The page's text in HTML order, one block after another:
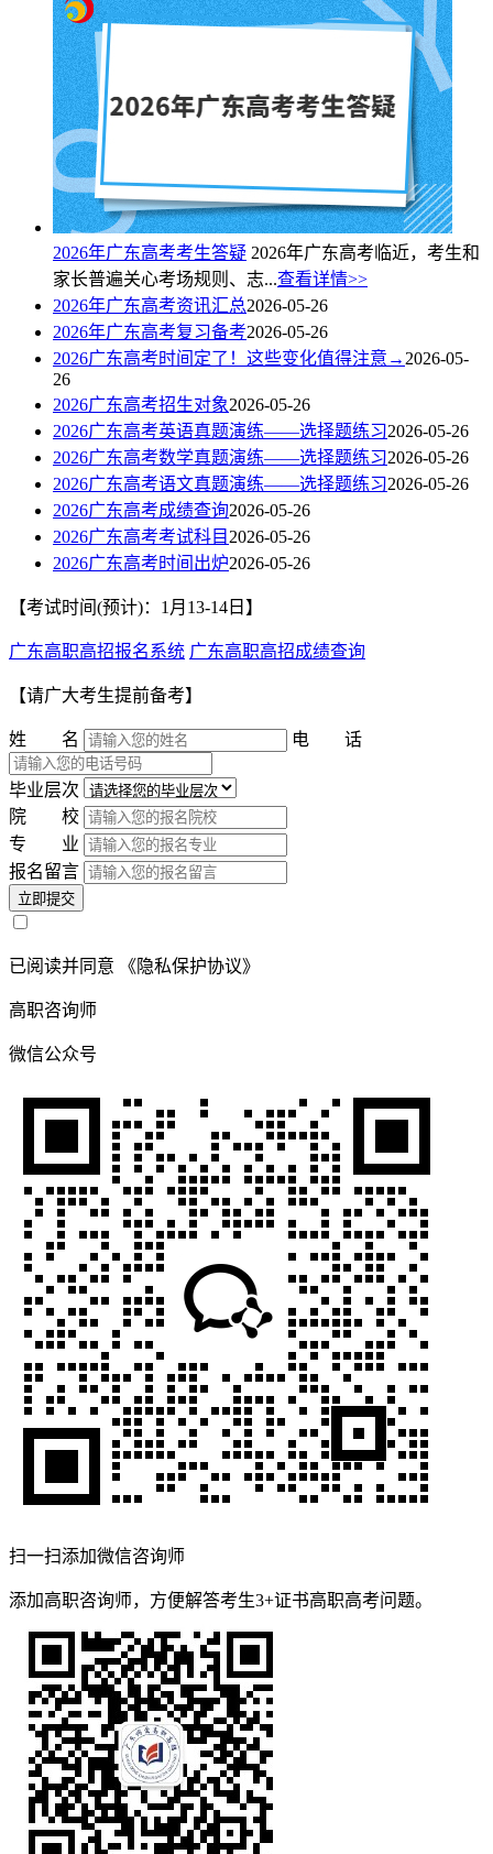
2026年广东高考考生答疑 2026年广东高考临近，考生和
家长普遍关心考场规则、志...查看详情>>
2026年广东高考资讯汇总2026-05-26
2026年广东高考复习备考2026-05-26
2026广东高考时间定了！这些变化值得注意→ 2026-05-
26
2026广东高考招生对象2026-05-26
2026广东高考英语真题演练——选择题练习2026-05-26
2026广东高考数学真题演练——选择题练习2026-05-26
2026广东高考语文真题演练——选择题练习2026-05-26
2026广东高考成绩查询2026-05-26
2026广东高考考试科目 2026-05-26
2026广东高考时间出炉2026-05-26
【考试时间(预计)：1月13-14日】
广东高职高招报名系统 广东高职高招成绩查询
【请广大考生提前备考】
姓 名 电 话
毕业层次
院 校
专 业
报名留言
立即提交
已阅读并同意 《隐私保护协议》
高职咨询师
微信公众号
扫一扫添加微信咨询师
添加高职咨询师，方便解答考生3+证书高职高考问题。